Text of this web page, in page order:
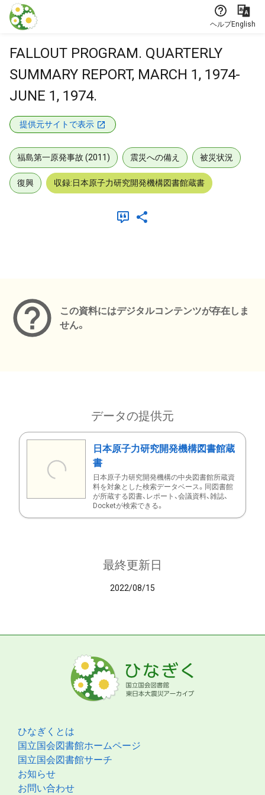
本文に飛ぶ
ヘルプEnglish
FALLOUT PROGRAM. QUARTERLY
SUMMARY REPORT, MARCH 1, 1974-
JUNE 1, 1974.
提供元サイトで表示
福島第一原発事故 (2011) 震災への備え 被災状況
復興 収録:日本原子力研究開発機構図書館蔵書
この資料にはデジタルコンテンツが存在しま
せん。
データの提供元
日本原子力研究開発機構図書館蔵
書
日本原子力研究開発機構の中央図書館所蔵資
料を対象とした検索データベース。同図書館
が所蔵する図書、レポート、会議資料、雑誌、
Docketが検索できる。
最終更新日
2022/08/15
ひなぎくとは
国立国会図書館ホームページ
国立国会図書館サーチ
お知らせ
お問い合わせ